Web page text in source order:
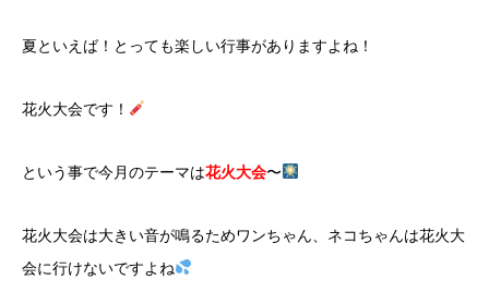
夏といえば！とっても楽しい行事がありますよね！
花火大会です！
という事で今月のテーマは花火大会〜
花火大会は大きい音が鳴るためワンちゃん、ネコちゃんは花火大
会に行けないですよね